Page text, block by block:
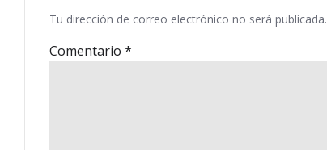
Tu dirección de correo electrónico no será publicada.
Comentario *